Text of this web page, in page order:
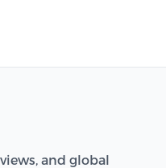
and global